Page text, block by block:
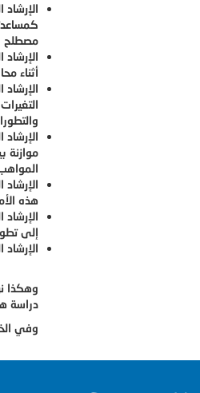
مصطلح
أثناء
موازنة
هذه
إلى
وهكذا
دراسة
وفي